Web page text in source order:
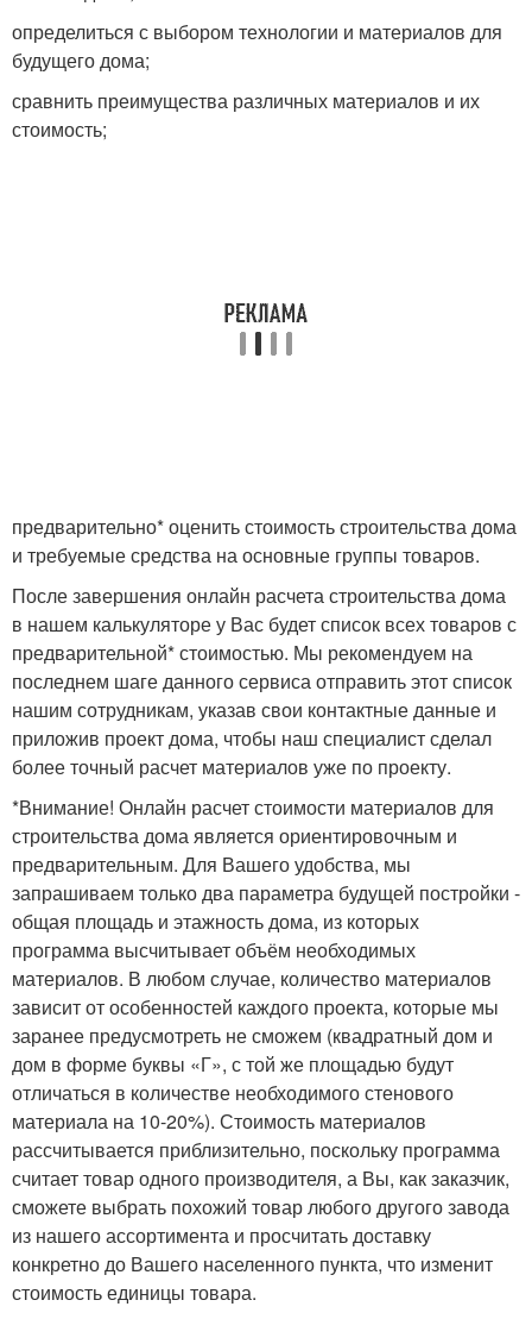
определиться с выбором технологии и материалов для
будущего дома;
сравнить преимущества различных материалов и их
стоимость;
предварительно* оценить стоимость строительства дома
и требуемые средства на основные группы товаров.
После завершения онлайн расчета строительства дома
в нашем калькуляторе у Вас будет список всех товаров с
предварительной* стоимостью. Мы рекомендуем на
последнем шаге данного сервиса отправить этот список
нашим сотрудникам, указав свои контактные данные и
приложив проект дома, чтобы наш специалист сделал
более точный расчет материалов уже по проекту.
*Внимание! Онлайн расчет стоимости материалов для
строительства дома является ориентировочным и
предварительным. Для Вашего удобства, мы
запрашиваем только два параметра будущей постройки -
общая площадь и этажность дома, из которых
программа высчитывает объём необходимых
материалов. В любом случае, количество материалов
зависит от особенностей каждого проекта, которые мы
заранее предусмотреть не сможем (квадратный дом и
дом в форме буквы «Г», с той же площадью будут
отличаться в количестве необходимого стенового
материала на 10-20%). Стоимость материалов
рассчитывается приблизительно, поскольку программа
считает товар одного производителя, а Вы, как заказчик,
сможете выбрать похожий товар любого другого завода
из нашего ассортимента и просчитать доставку
конкретно до Вашего населенного пункта, что изменит
стоимость единицы товара.